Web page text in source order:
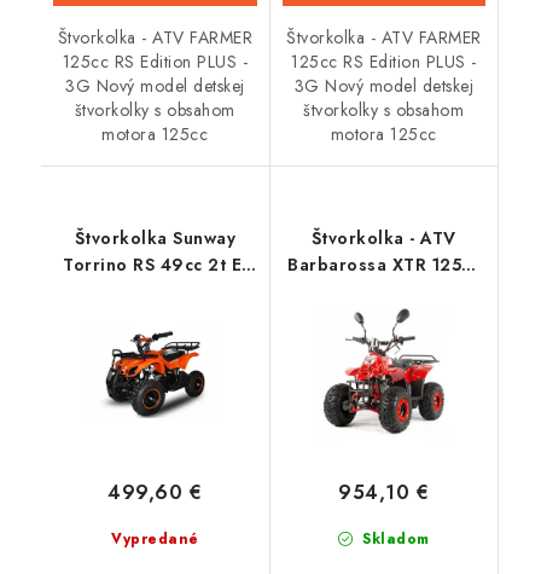
Štvorkolka - ATV FARMER
125cc RS Edition PLUS -
3G Nový model detskej
štvorkolky s obsahom
motora 125cc
Štvorkolka - ATV FARMER
125cc RS Edition PLUS -
3G Nový model detskej
štvorkolky s obsahom
motora 125cc
Štvorkolka Sunway
Torrino RS 49cc 2t E-
Vypredané
499,60 €
Štvorkolka - ATV
Barbarossa XTR 125cc
Skladom
954,10 €